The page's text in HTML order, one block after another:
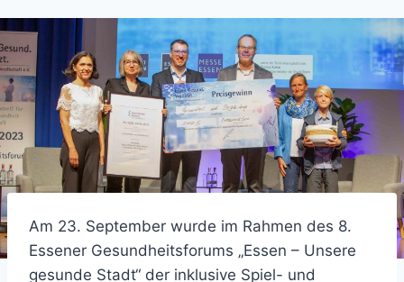
Am 23. September wurde im Rahmen des 8.
Essener Gesundheitsforums „Essen – Unsere
gesunde Stadt“ der inklusive Spiel- und